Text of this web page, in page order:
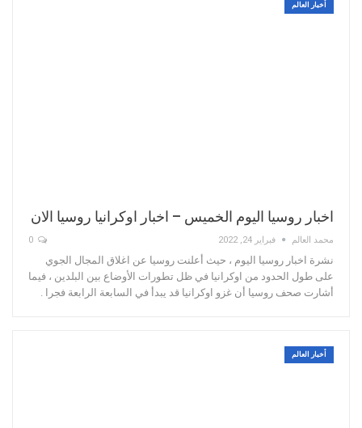
أخبار العالم
اخبار روسيا اليوم الخميس – اخبار اوكرانيا روسيا الان
محمد العالم فبراير 24, 2022
نشرة اخبار روسيا اليوم ، حيث أعلنت روسيا عن اغلاق المجال الجوي
على طول الحدود من اوكرانيا في ظل تطورات الأوضاع بين البلدين ، فيما
أشارت صحف روسيا أن غزو اوكرانيا قد يبدأ في السابعة الرابعة فجرا .
أخبار العالم